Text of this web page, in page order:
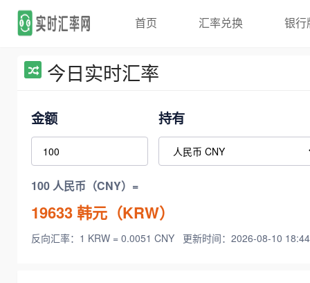
首页 汇率兑换 银行
今日实时汇率
金额 持有
100 人民币（CNY）=
19633韩元（KRW）
反向汇率：1 KRW = 0.0051 CNY 更新时间：2026-08-10